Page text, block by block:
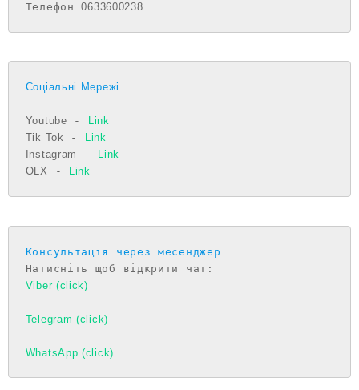
Телефон 0633600238
Соціальні Мережі
Youtube -
Link
Tik Tok -
Link
Instagram
-
Link
OLX
- Link
Консультація через месенджер
Viber (click)
Telegram (click)
WhatsApp (click)